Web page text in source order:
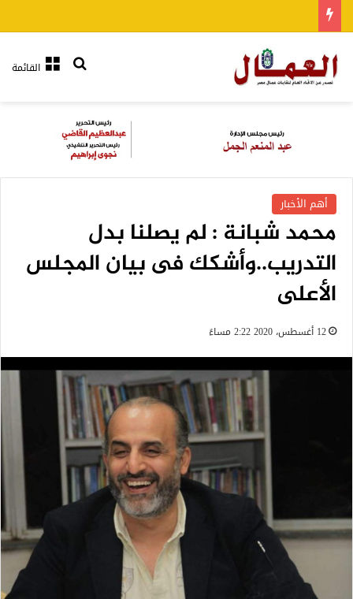
القائمةبحث عن
أهم الأخبار
محمد شبانة : لم يصلنا بدل
التدريب..وأشكك فى بيان المجلس
الأعلى
12 أغسطس، 2020 2:22 مساءً